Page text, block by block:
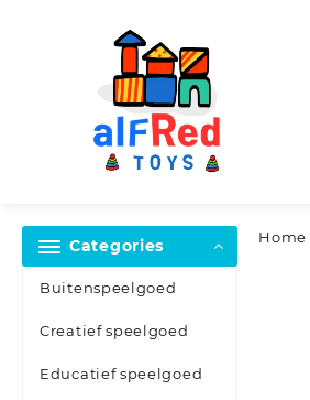
Categories
Buitenspeelgoed
Creatief speelgoed
Educatief speelgoed
Home